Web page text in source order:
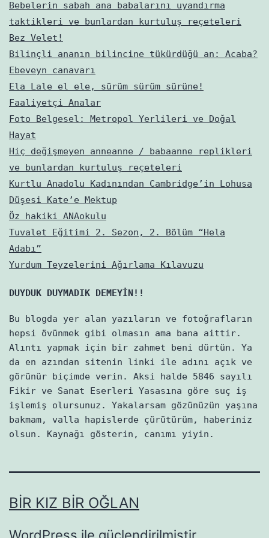
Bebelerin sabah ana babalarını uyandırma
taktikleri ve bunlardan kurtuluş reçeteleri
Bez Velet!
Bilinçli ananın bilincine tükürdüğü an: Acaba?
Ebeveyn canavarı
Ela Lale el ele, sürüm sürüm sürüne!
Faaliyetçi Analar
Foto Belgesel: Metropol Yerlileri ve Doğal
Hayat
Hiç değişmeyen anneanne / babaanne replikleri
ve bunlardan kurtuluş reçeteleri
Kurtlu Anadolu Kadınından Cambridge’in Lohusa
Düşesi Kate’e Mektup
Öz hakiki ANAokulu
Tuvalet Eğitimi 2. Sezon, 2. Bölüm “Hela
Adabı”
Yurdum Teyzelerini Ağırlama Kılavuzu
DUYDUK DUYMADIK DEMEYİN!!
Bu blogda yer alan yazıların ve fotoğrafların
hepsi övünmek gibi olmasın ama bana aittir.
Alıntı yapmak için bir zahmet beni dürtün. Ya
da en azından sitenin linki ile adını açık ve
görünür biçimde verin. Aksi halde 5846 sayılı
Fikir ve Sanat Eserleri Yasasına göre suç iş
işlemiş olursunuz. Yakalarsam gözünüzün yaşına
bakmam, valla hapislerde çürütürüm, haberiniz
olsun. Kaynağı gösterin, canımı yiyin.
BIR KIZ BIR OĞLAN